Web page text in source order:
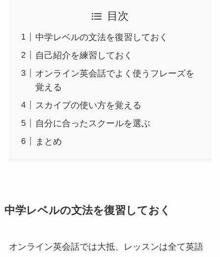
目次
中学レベルの文法を復習しておく
自己紹介を練習しておく
オンライン英会話でよく使うフレーズを
覚える
スカイプの使い方を覚える
自分に合ったスクールを選ぶ
まとめ
中学レベルの文法を復習しておく
オンライン英会話では大抵、レッスンは全て英語